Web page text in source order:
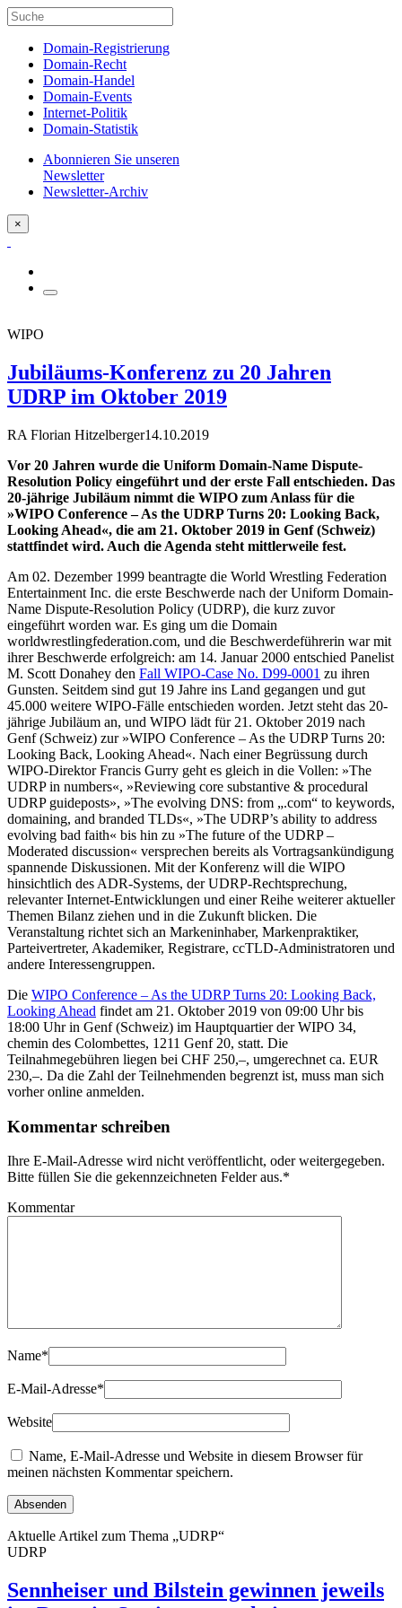
Domain-Registrierung
Domain-Recht
Domain-Handel
Domain-Events
Internet-Politik
Domain-Statistik
Abonnieren Sie unseren
Newsletter
Newsletter-Archiv
×
WIPO
Jubiläums-Konferenz zu 20 Jahren
UDRP im Oktober 2019
RA Florian Hitzelberger14.10.2019
Vor 20 Jahren wurde die Uniform Domain-Name Dispute-
Resolution Policy eingeführt und der erste Fall entschieden. Das
20-jährige Jubiläum nimmt die WIPO zum Anlass für die
»WIPO Conference – As the UDRP Turns 20: Looking Back,
Looking Ahead«, die am 21. Oktober 2019 in Genf (Schweiz)
stattfindet wird. Auch die Agenda steht mittlerweile fest.
Am 02. Dezember 1999 beantragte die World Wrestling Federation
Entertainment Inc. die erste Beschwerde nach der Uniform Domain-
Name Dispute-Resolution Policy (UDRP), die kurz zuvor
eingeführt worden war. Es ging um die Domain
worldwrestlingfederation.com, und die Beschwerdeführerin war mit
ihrer Beschwerde erfolgreich: am 14. Januar 2000 entschied Panelist
M. Scott Donahey den Fall WIPO-Case No. D99-0001 zu ihren
Gunsten. Seitdem sind gut 19 Jahre ins Land gegangen und gut
45.000 weitere WIPO-Fälle entschieden worden. Jetzt steht das 20-
jährige Jubiläum an, und WIPO lädt für 21. Oktober 2019 nach
Genf (Schweiz) zur »WIPO Conference – As the UDRP Turns 20:
Looking Back, Looking Ahead«. Nach einer Begrüssung durch
WIPO-Direktor Francis Gurry geht es gleich in die Vollen: »The
UDRP in numbers«, »Reviewing core substantive & procedural
UDRP guideposts», »The evolving DNS: from „.com“ to keywords,
domaining, and branded TLDs«, »The UDRP’s ability to address
evolving bad faith« bis hin zu »The future of the UDRP –
Moderated discussion« versprechen bereits als Vortragsankündigung
spannende Diskussionen. Mit der Konferenz will die WIPO
hinsichtlich des ADR-Systems, der UDRP-Rechtsprechung,
relevanter Internet-Entwicklungen und einer Reihe weiterer aktueller
Themen Bilanz ziehen und in die Zukunft blicken. Die
Veranstaltung richtet sich an Markeninhaber, Markenpraktiker,
Parteivertreter, Akademiker, Registrare, ccTLD-Administratoren und
andere Interessengruppen.
Die WIPO Conference – As the UDRP Turns 20: Looking Back,
Looking Ahead findet am 21. Oktober 2019 von 09:00 Uhr bis
18:00 Uhr in Genf (Schweiz) im Hauptquartier der WIPO 34,
chemin des Colombettes, 1211 Genf 20, statt. Die
Teilnahmegebühren liegen bei CHF 250,–, umgerechnet ca. EUR
230,–. Da die Zahl der Teilnehmenden begrenzt ist, muss man sich
vorher online anmelden.
Kommentar schreiben
Ihre E-Mail-Adresse wird nicht veröffentlicht, oder weitergegeben.
Bitte füllen Sie die gekennzeichneten Felder aus.*
Kommentar
Name*
E-Mail-Adresse*
Website
Name, E-Mail-Adresse und Website in diesem Browser für
meinen nächsten Kommentar speichern.
Aktuelle Artikel zum Thema „UDRP“
UDRP
Sennheiser und Bilstein gewinnen jeweils